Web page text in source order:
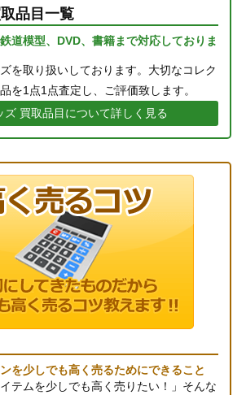
品目一覧
道模型、DVD、書籍まで対応しておりま
を取り扱いしております。大切なコレク
を1点1点査定し、ご評価致します。
ズ 買取品目について詳しく見る
を少しでも高く売るためにできること
テムを少しでも高く売りたい！」そんな